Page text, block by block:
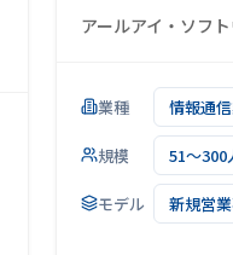
アールアイ・ソフ
業種 情報通
規模 51～300
モデル 新規営